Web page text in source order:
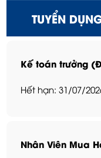
TUYỂN
Kế toán trưởng
Hết hạn: 31/07/
Nhân Viên Mua